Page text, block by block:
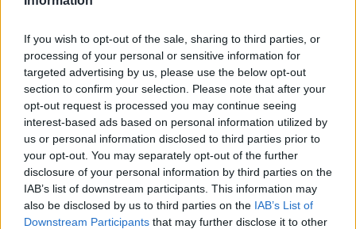
If you wish to opt-out of the sale, sharing to third parties, or
processing of your personal or sensitive information for
targeted advertising by us, please use the below opt-out
section to confirm your selection. Please note that after your
opt-out request is processed you may continue seeing
interest-based ads based on personal information utilized by
us or personal information disclosed to third parties prior to
your opt-out. You may separately opt-out of the further
disclosure of your personal information by third parties on the
IAB’s list of downstream participants. This information may
also be disclosed by us to third parties on the IAB’s List of
Downstream Participants that may further disclose it to other